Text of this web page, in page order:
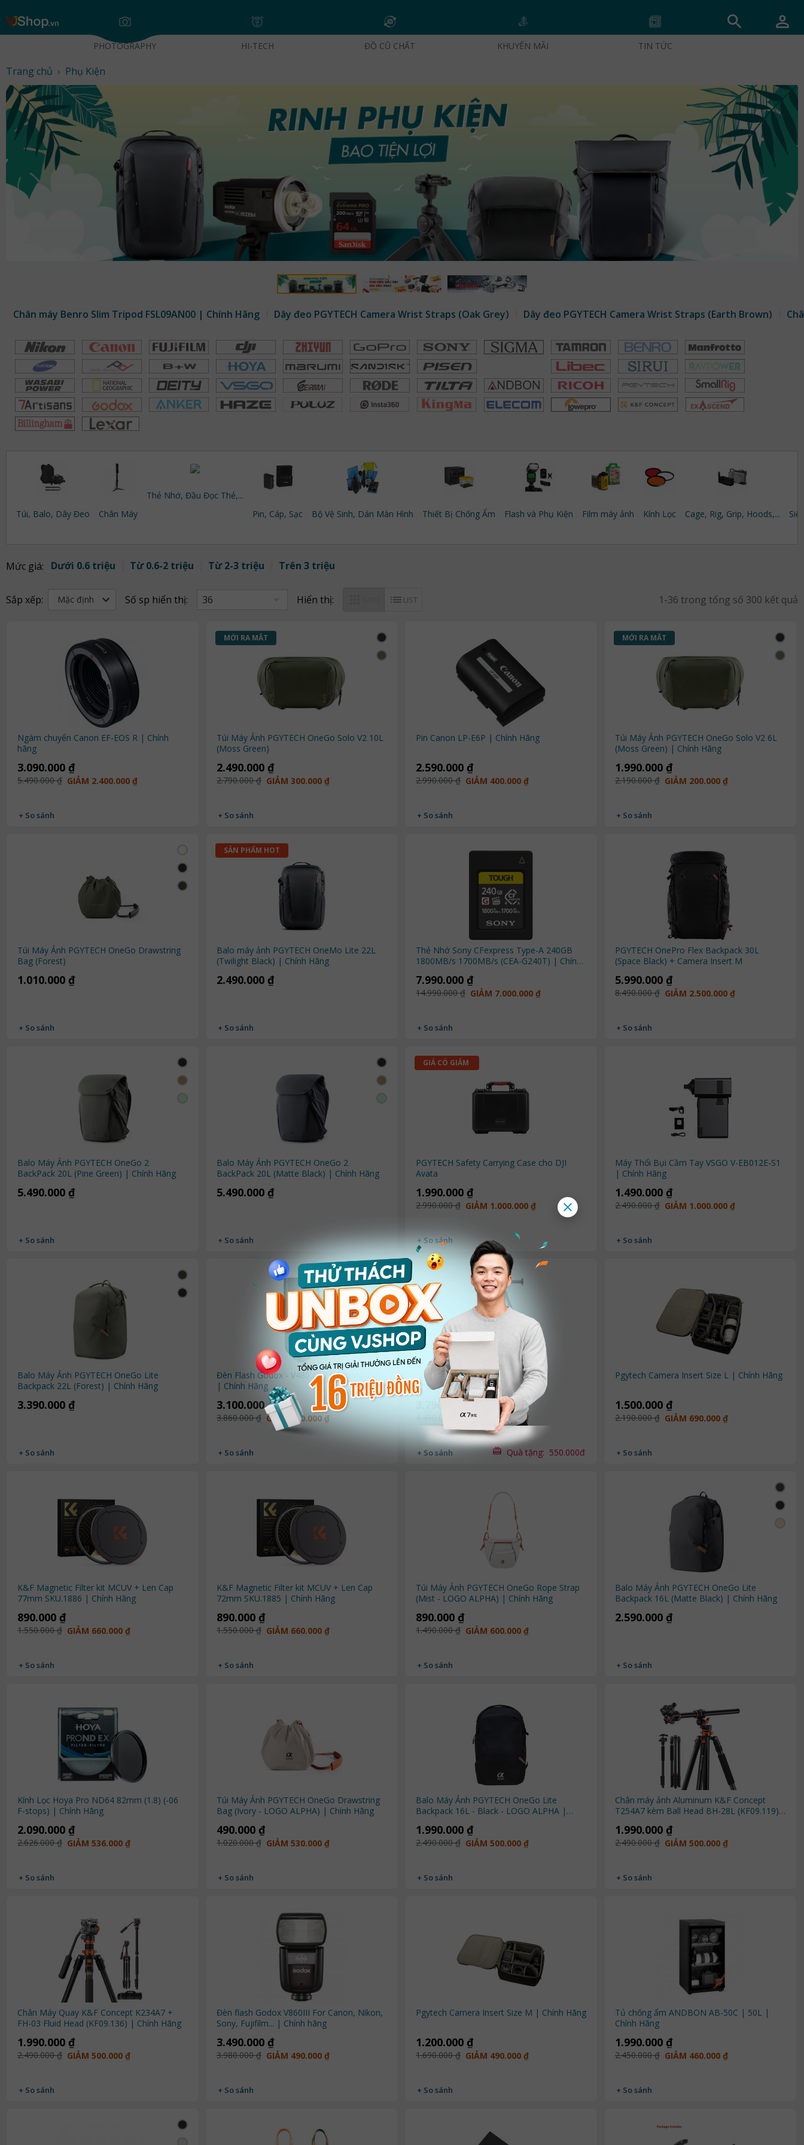
Skip
VJShop.vn
PHOTOGRAPHY HI-TECH ĐỒ CŨ CHẤT KHUYẾN MÃI TIN TỨC
Trang chủ › Phụ Kiện
Chân máy Benro Slim Tripod FSL09AN00 | Chính Hãng Dây đeo PGYTECH Camera Wrist Straps (Oak Grey) Dây đeo PGYTECH Camera Wrist Straps (Earth Brown)
Túi, Balo, Dây Đeo Chân Máy
Thẻ Nhớ, Đầu Đọc Thẻ,...
Pin, Cáp, Sạc
Bộ Vệ Sinh, Dán Màn Hình Thiết Bị Chống Ẩm Flash và Phụ Kiện Film máy ảnh Kính Lọc Cage, Rig, Grip, Hoods,...
Mức giá: Dưới 0.6 triệu Từ 0.6-2 triệu Từ 2-3 triệu Trên 3 triệu
Sắp xếp: Mặc định Số sp hiển thị: 36 Hiển thị: LIST 1-36 trong tổng số 300 kết quả
Ngàm chuyển Canon EF-EOS R | Chính
hãng
3.090.000 ₫
5.490.000 ₫ GIẢM 2.400.000 ₫
+ So sánh
Túi Máy Ảnh PGYTECH OneGo Solo V2 10L
(Moss Green)
2.490.000 ₫
2.790.000 ₫ GIẢM 300.000 ₫
+ So sánh
MỚI RA MẮT
Pin Canon LP-E6P | Chính Hãng
2.590.000 ₫
2.990.000 ₫ GIẢM 400.000 ₫
+ So sánh
Túi Máy Ảnh PGYTECH OneGo Solo V2 6L
(Moss Green) | Chính Hãng
1.990.000 ₫
2.190.000 ₫ GIẢM 200.000 ₫
+ So sánh
MỚI RA MẮT
Túi Máy Ảnh PGYTECH OneGo Drawstring
Bag (Forest)
1.010.000 ₫
+ So sánh
Balo máy ảnh PGYTECH OneMo Lite 22L
(Twilight Black) | Chính Hãng
2.490.000 ₫
+ So sánh
SẢN PHẨM HOT
Thẻ Nhớ Sony CFexpress Type-A 240GB
1800MB/s 1700MB/s (CEA-G240T) | Chính
7.990.000 ₫
14.990.000 ₫ GIẢM 7.000.000 ₫
+ So sánh
PGYTECH OnePro Flex Backpack 30L
(Space Black) + Camera Insert M
5.990.000 ₫
8.490.000 ₫ GIẢM 2.500.000 ₫
+ So sánh
Balo Máy Ảnh PGYTECH OneGo 2
BackPack 20L (Pine Green) | Chính Hãng
5.490.000 ₫
+ So sánh
Balo Máy Ảnh PGYTECH OneGo 2
BackPack 20L (Matte Black) | Chính Hãng
5.490.000 ₫
+ So sánh
PGYTECH Safety Carrying Case cho DJI
Avata
1.990.000 ₫
2.990.000 ₫ GIẢM 1.000.000 ₫
+ So sánh
GIÁ CÓ GIẢM
Máy Thổi Bụi Cầm Tay VSGO V-EB012E-S1
| Chính Hãng
1.490.000 ₫
2.490.000 ₫ GIẢM 1.000.000 ₫
+ So sánh
Balo Máy Ảnh PGYTECH OneGo Lite
Backpack 22L (Forest) | Chính Hãng
3.390.000 ₫
+ So sánh
Đèn Flash Godox - V480 cho Canon/Sony/...
| Chính Hãng
3.100.000 ₫
3.860.000 ₫ GIẢM 760.000 ₫
+ So sánh
Chân Máy Tripod Benro Versatile
Transformer-C2980T
3.790.000 ₫
4.490.000 ₫ GIẢM 700.000 ₫
+ So sánh Quà tặng: 550.000đ
Pgytech Camera Insert Size L | Chính Hãng
1.500.000 ₫
2.190.000 ₫ GIẢM 690.000 ₫
+ So sánh
K&F Magnetic Filter kit MCUV + Len Cap
77mm SKU.1886 | Chính Hãng
890.000 ₫
1.550.000 ₫ GIẢM 660.000 ₫
+ So sánh
K&F Magnetic Filter kit MCUV + Len Cap
72mm SKU.1885 | Chính Hãng
890.000 ₫
1.550.000 ₫ GIẢM 660.000 ₫
+ So sánh
Túi Máy Ảnh PGYTECH OneGo Rope Strap
(Mist - LOGO ALPHA) | Chính Hãng
890.000 ₫
1.490.000 ₫ GIẢM 600.000 ₫
+ So sánh
Balo Máy Ảnh PGYTECH OneGo Lite
Backpack 16L (Matte Black) | Chính Hãng
2.590.000 ₫
+ So sánh
Kính Lọc Hoya Pro ND64 82mm (1.8) (-06
F-stops) | Chính Hãng
2.090.000 ₫
2.626.000 ₫ GIẢM 536.000 ₫
+ So sánh
Túi Máy Ảnh PGYTECH OneGo Drawstring
Bag (Ivory - LOGO ALPHA) | Chính Hãng
490.000 ₫
1.020.000 ₫ GIẢM 530.000 ₫
+ So sánh
Balo Máy Ảnh PGYTECH OneGo Lite
Backpack 16L - Black - LOGO ALPHA |
1.990.000 ₫
2.490.000 ₫ GIẢM 500.000 ₫
+ So sánh
Chân máy ảnh Aluminum K&F Concept
T254A7 kèm Ball Head BH-28L (KF09.119)
1.990.000 ₫
2.490.000 ₫ GIẢM 500.000 ₫
+ So sánh
Chân Máy Quay K&F Concept K234A7 +
FH-03 Fluid Head (KF09.136) | Chính Hãng
1.990.000 ₫
2.490.000 ₫ GIẢM 500.000 ₫
+ So sánh
Đèn flash Godox V860III For Canon, Nikon,
Sony, Fujifilm... | Chính hãng
3.490.000 ₫
3.980.000 ₫ GIẢM 490.000 ₫
+ So sánh
Pgytech Camera Insert Size M | Chính Hãng
1.200.000 ₫
1.690.000 ₫ GIẢM 490.000 ₫
+ So sánh
Tủ chống ẩm ANDBON AB-50C | 50L |
Chính Hãng
1.990.000 ₫
2.450.000 ₫ GIẢM 460.000 ₫
+ So sánh